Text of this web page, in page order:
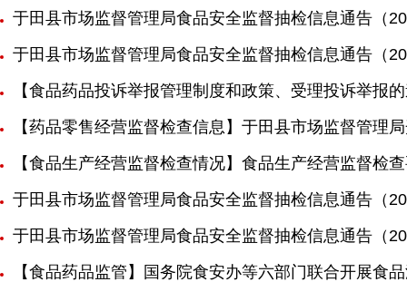
于田县市场监督管理局食品安全监督抽检信息通告（
于田县市场监督管理局食品安全监督抽检信息通告（
【食品药品投诉举报管理制度和政策、受理投诉举报
【药品零售经营监督检查信息】于田县市场监督管理
【食品生产经营监督检查情况】食品生产经营监督检
于田县市场监督管理局食品安全监督抽检信息通告（
于田县市场监督管理局食品安全监督抽检信息通告（
【食品药品监管】国务院食安办等六部门联合开展食